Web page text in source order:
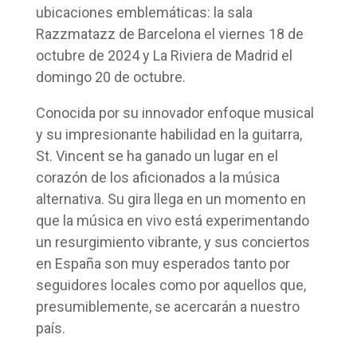
ubicaciones emblemáticas: la sala
Razzmatazz de Barcelona el viernes 18 de
octubre de 2024 y La Riviera de Madrid el
domingo 20 de octubre.
Conocida por su innovador enfoque musical
y su impresionante habilidad en la guitarra,
St. Vincent se ha ganado un lugar en el
corazón de los aficionados a la música
alternativa. Su gira llega en un momento en
que la música en vivo está experimentando
un resurgimiento vibrante, y sus conciertos
en España son muy esperados tanto por
seguidores locales como por aquellos que,
presumiblemente, se acercarán a nuestro
país.